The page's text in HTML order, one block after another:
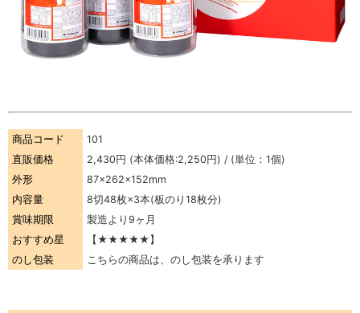
商品コード
101
直販価格
2,430円 (本体価格:2,250円) / (単位：1個)
外形
87×262×152mm
内容量
8切48枚×3本(板のり18枚分)
賞味期限
製造より9ヶ月
おすすめ星
【★★★★★】
のし包装
こちらの商品は、のし包装を承ります